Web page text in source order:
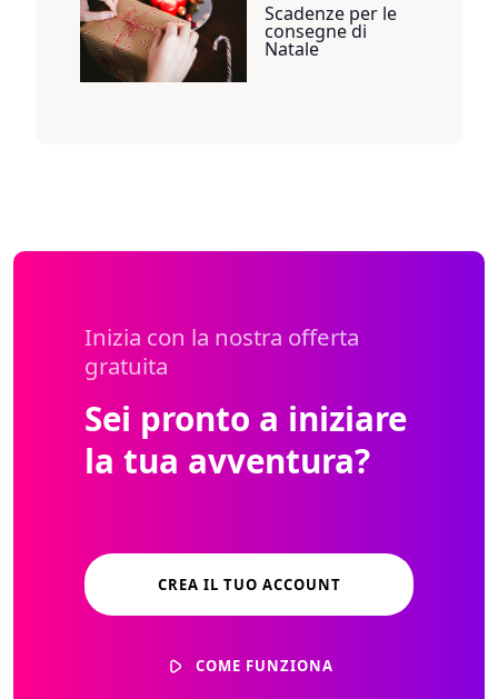
Scadenze per le
consegne di
Natale
Inizia con la nostra offerta
gratuita
Sei pronto a iniziare
la tua avventura?
CREA IL TUO ACCOUNT
COME FUNZIONA